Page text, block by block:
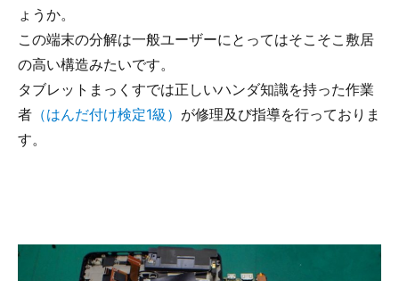
ょうか。
この端末の分解は一般ユーザーにとってはそこそこ敷居
の高い構造みたいです。
タブレットまっくすでは正しいハンダ知識を持った作業
者 （はんだ付け検定1級） が修理及び指導を行っておりま
す。